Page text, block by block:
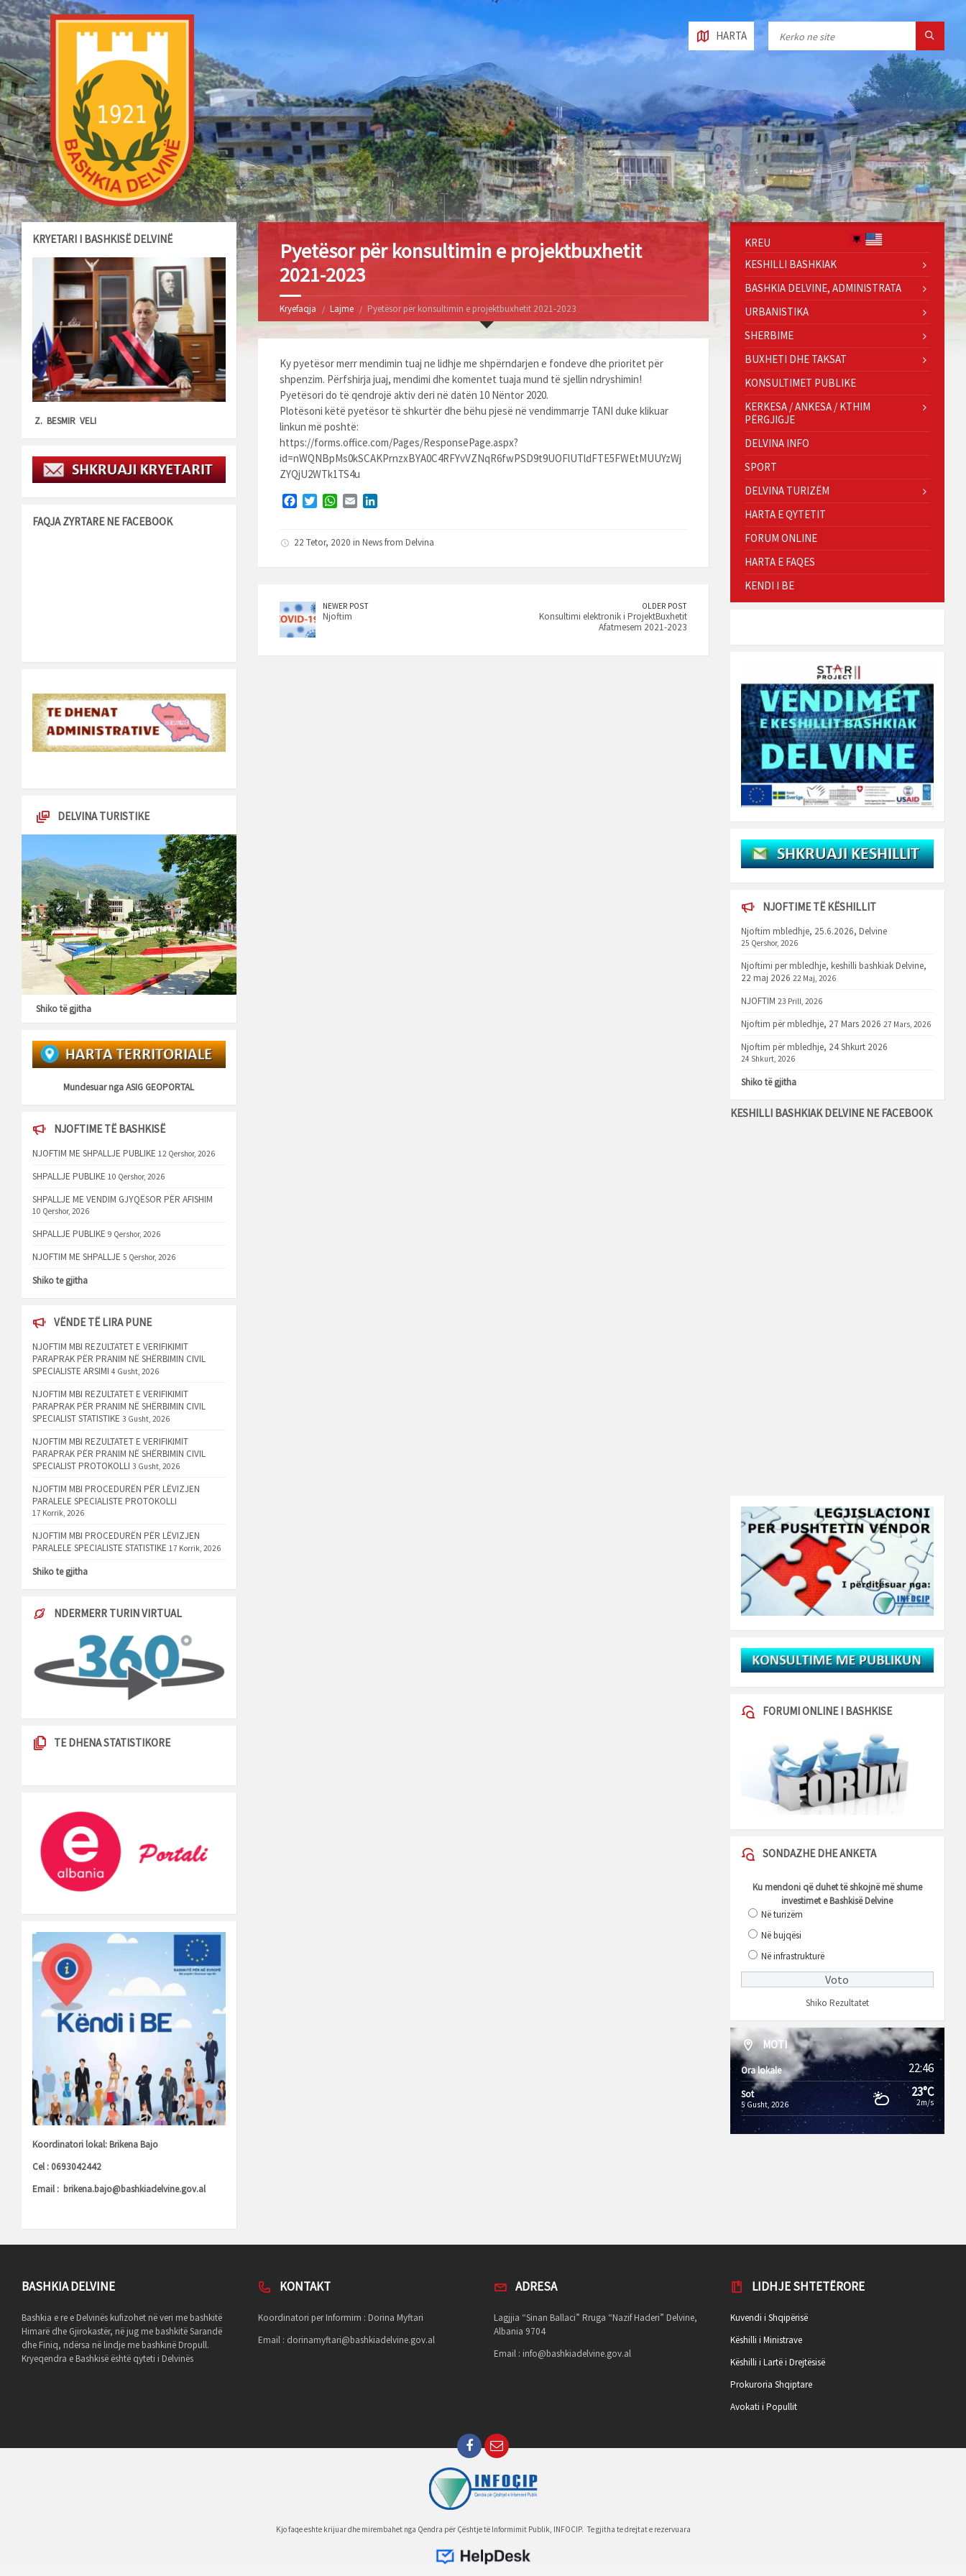
HARTA
Pyetësor për konsultimin e projektbuxhetit
2021-2023
Kryefaqja Lajme Pyetësor për konsultimin e projektbuxhetit 2021-2023
Ky pyetësor merr mendimin tuaj ne lidhje me shpërndarjen e fondeve dhe prioritet për
shpenzim. Përfshirja juaj, mendimi dhe komentet tuaja mund të sjellin ndryshimin!
Pyetësori do të qendrojë aktiv deri në datën 10 Nëntor 2020.
Plotësoni këtë pyetësor të shkurtër dhe bëhu pjesë në vendimmarrje TANI duke klikuar
linkun më poshtë:
https://forms.office.com/Pages/ResponsePage.aspx?
id=nWQNBpMs0kSCAKPrnzxBYA0C4RFYvVZNqR6fwPSD9t9UOFlUTldFTE5FWEtMUUYzWj
ZYQjU2WTk1TS4u
e
k
t
W
t
p
i
k
22 Tetor, 2020 in News from Delvina
NEWER POST
Njoftim
OLDER POST
Konsultimi elektronik i ProjektBuxhetit
Afatmesem 2021-2023
KRYETARI I BASHKISË DELVINË
Z. BESMIR VELI
FAQJA ZYRTARE NE FACEBOOK
DELVINA TURISTIKE
Shiko të gjitha
Mundesuar ngaASIG GEOPORTAL
NJOFTIME TË BASHKISË
NJOFTIM ME SHPALLJE PUBLIKE 12 Qershor, 2026
SHPALLJE PUBLIKE 10 Qershor, 2026
SHPALLJE ME VENDIM GJYQËSOR PËR AFISHIM
10 Qershor, 2026
SHPALLJE PUBLIKE 9 Qershor, 2026
NJOFTIM ME SHPALLJE 5 Qershor, 2026
Shiko te gjitha
VËNDE TË LIRA PUNE
NJOFTIM MBI REZULTATET E VERIFIKIMIT
PARAPRAK PËR PRANIM NË SHËRBIMIN CIVIL
SPECIALISTE ARSIMI 4 Gusht, 2026
NJOFTIM MBI REZULTATET E VERIFIKIMIT
PARAPRAK PËR PRANIM NË SHËRBIMIN CIVIL
SPECIALIST STATISTIKE 3 Gusht, 2026
NJOFTIM MBI REZULTATET E VERIFIKIMIT
PARAPRAK PËR PRANIM NË SHËRBIMIN CIVIL
SPECIALIST PROTOKOLLI 3 Gusht, 2026
NJOFTIM MBI PROCEDURËN PËR LËVIZJEN
PARALELE SPECIALISTE PROTOKOLLI
17 Korrik, 2026
NJOFTIM MBI PROCEDURËN PËR LËVIZJEN
PARALELE SPECIALISTE STATISTIKE 17 Korrik, 2026
Shiko te gjitha
NDERMERR TURIN VIRTUAL
TE DHENA STATISTIKORE
Koordinatori lokal: Brikena Bajo
Cel : 0693042442
Email : brikena.bajo@bashkiadelvine.gov.al
KREU
KESHILLI BASHKIAK
BASHKIA DELVINE, ADMINISTRATA
URBANISTIKA
SHERBIME
BUXHETI DHE TAKSAT
KONSULTIMET PUBLIKE
KERKESA / ANKESA / KTHIM
PËRGJIGJE
DELVINA INFO
SPORT
DELVINA TURIZËM
HARTA E QYTETIT
FORUM ONLINE
HARTA E FAQES
KENDI I BE
NJOFTIME TË KËSHILLIT
Njoftim mbledhje, 25.6.2026, Delvine
25 Qershor, 2026
Njoftimi per mbledhje, keshilli bashkiak Delvine,
22 maj 2026 22 Maj, 2026
NJOFTIM 23 Prill, 2026
Njoftim për mbledhje, 27 Mars 2026 27 Mars, 2026
Njoftim për mbledhje, 24 Shkurt 2026
24 Shkurt, 2026
Shiko të gjitha
KESHILLI BASHKIAK DELVINE NE FACEBOOK
FORUMI ONLINE I BASHKISE
SONDAZHE DHE ANKETA
Ku mendoni që duhet të shkojnë më shume
investimet e Bashkisë Delvine
Në turizëm
Në bujqësi
Në infrastrukturë
Shiko Rezultatet
MOTI
Ora lokale 22:46
Sot
5 Gusht, 2026
23°C
2m/s
BASHKIA DELVINE
Bashkia e re e Delvinës kufizohet në veri me bashkitë
Himarë dhe Gjirokastër, në jug me bashkitë Sarandë
dhe Finiq, ndërsa në lindje me bashkinë Dropull.
Kryeqendra e Bashkisë është qyteti i Delvinës
KONTAKT
Koordinatori per Informim : Dorina Myftari
Email : dorinamyftari@bashkiadelvine.gov.al
ADRESA
Lagjjia “Sinan Ballaci” Rruga “Nazif Haderi” Delvine,
Albania 9704
Email : info@bashkiadelvine.gov.al
LIDHJE SHTETËRORE
Kuvendi i Shqipërisë
Këshilli i Ministrave
Këshilli i Lartë i Drejtësisë
Prokuroria Shqiptare
Avokati i Popullit
Kjo faqe eshte krijuar dhe mirembahet nga Qendra për Çështje të Informimit Publik, INFOCIP. Te gjitha te drejtat e rezervuara